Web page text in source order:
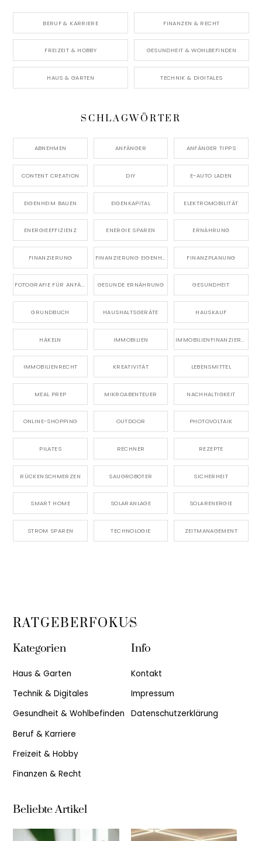
BERUF & KARRIERE FINANZEN & RECHT
FREIZEIT & HOBBY GESUNDHEIT & WOHLBEFINDEN
HAUS & GARTEN TECHNIK & DIGITALES
SCHLAGWÖRTER
ABNEHMEN ANFÄNGER ANFÄNGER TIPPS
CONTENT CREATION DIY E-AUTO LADEN
EIGENHEIM BAUEN EIGENKAPITAL ELEKTROMOBILITÄT
ENERGIEEFFIZIENZ ENERGIE SPAREN ERNÄHRUNG
FINANZIERUNG FINANZIERUNG EIGENHEIM FINANZPLANUNG
FOTOGRAFIE FÜR ANFÄNGER GESUNDE ERNÄHRUNG GESUNDHEIT
GRUNDBUCH HAUSHALTSGERÄTE HAUSKAUF
HÄKELN IMMOBILIEN
IMMOBILIENRECHT KREATIVITÄT LEBENSMITTEL
MEAL PREP MIKROABENTEUER NACHHALTIGKEIT
ONLINE-SHOPPING OUTDOOR PHOTOVOLTAIK
PILATES RECHNER REZEPTE
RÜCKENSCHMERZEN SAUGROBOTER SICHERHEIT
SMART HOME SOLARANLAGE SOLARENERGIE
STROM SPAREN TECHNOLOGIE ZEITMANAGEMENT
Back
Top
RATGEBERFOKUS
Kategorien
Haus & Garten
Technik & Digitales
Gesundheit & Wohlbefinden
Beruf & Karriere
Freizeit & Hobby
Finanzen & Recht
Info
Kontakt
Impressum
Datenschutzerklärung
Beliebte Artikel